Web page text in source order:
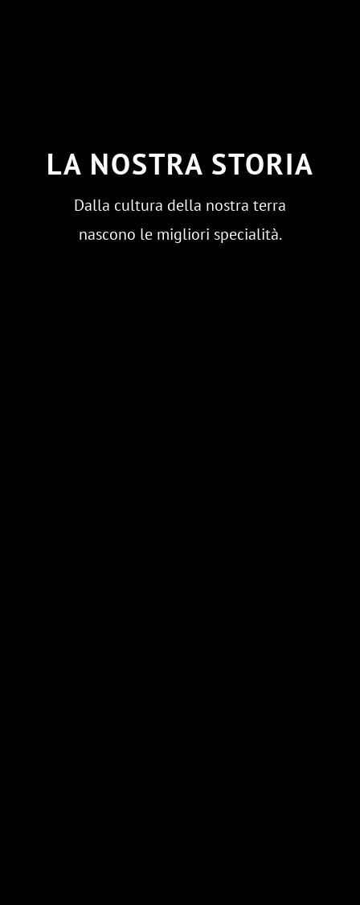
LA NOSTRA STORIA
Dalla cultura della nostra terra
nascono le migliori specialità.